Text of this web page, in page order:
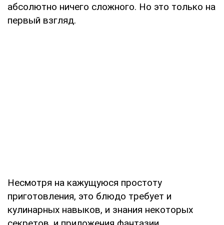
абсолютно ничего сложного. Но это только на
первый взгляд.
Несмотря на кажущуюся простоту
приготовления, это блюдо требует и
кулинарных навыков, и знания некоторых